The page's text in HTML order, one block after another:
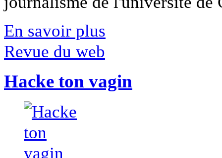
En savoir plus
Revue du web
Hacke ton vagin